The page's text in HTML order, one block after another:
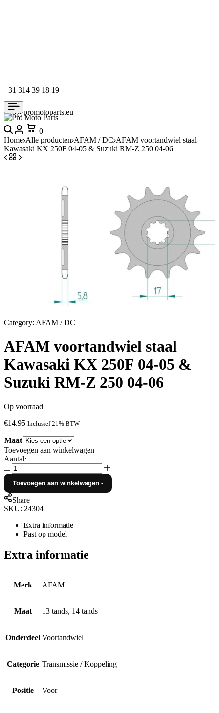
+31 314 39 18 19
info@promotoparts.eu
Search
Login
0
Home Alle producten AFAM / DC AFAM voortandwiel staal
Kawasaki KX 250F 04-05 & Suzuki RM-Z 250 04-06
Category: AFAM / DC
AFAM voortandwiel staal
Kawasaki KX 250F 04-05 &
Suzuki RM-Z 250 04-06
Op voorraad
€14.95 Inclusief 21% BTW
Maat
Toevoegen aan winkelwagen
Aantal:
AFAM
voortandwiel
staal
Kawasaki
KX
250F
05
&
RM-
04-
06
Toevoegen aan winkelwagen -
Share
SKU: 24304
Extra informatie
Past op model
Extra informatie
Merk AFAM
Maat 13 tands, 14 tands
Onderdeel Voortandwiel
Categorie Transmissie / Koppeling
Positie Voor